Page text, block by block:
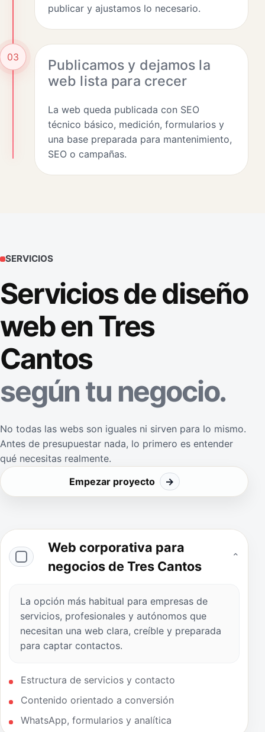
publicar y ajustamos lo necesario.
03
Publicamos y dejamos la
web lista para crecer
La web queda publicada con SEO
técnico básico, medición, formularios y
una base preparada para mantenimiento,
SEO o campañas.
SERVICIOS
Servicios de diseño
web en Tres
Cantos
según tu negocio.
No todas las webs son iguales ni sirven para lo mismo.
Antes de presupuestar nada, lo primero es entender
qué necesitas realmente.
Empezar proyecto
→
Web corporativa para
negocios de Tres Cantos
⌄
La opción más habitual para empresas de
servicios, profesionales y autónomos que
necesitan una web clara, creíble y preparada
para captar contactos.
Estructura de servicios y contacto
Contenido orientado a conversión
WhatsApp, formularios y analítica